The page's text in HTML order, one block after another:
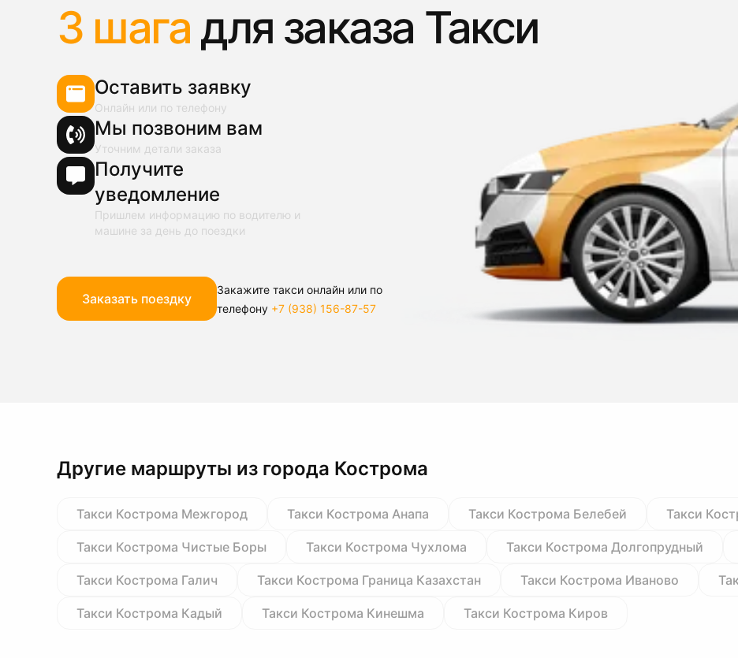
3 шага для заказа Такси
Оставить заявку
Онлайн или по телефону
Мы позвоним вам
Уточним детали заказа
Получите
уведомление
Пришлем информацию по водителю и
машине за день до поездки
Заказать поездку
Закажите такси онлайн или по
телефону +7 (938) 156-87-57
Другие маршруты из города Кострома
Такси Кострома Межгород Такси Кострома Анапа Такси Кострома Белебей Такси
Такси Кострома Чистые Боры Такси Кострома Чухлома Такси Кострома Долгопрудный
Такси Кострома Галич Такси Кострома Граница Казахстан Такси Кострома Иваново
Такси Кострома Кадый Такси Кострома Кинешма Такси Кострома Киров